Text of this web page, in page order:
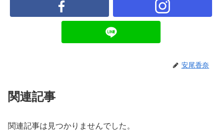
安尾香奈
関連記事
関連記事は見つかりませんでした。